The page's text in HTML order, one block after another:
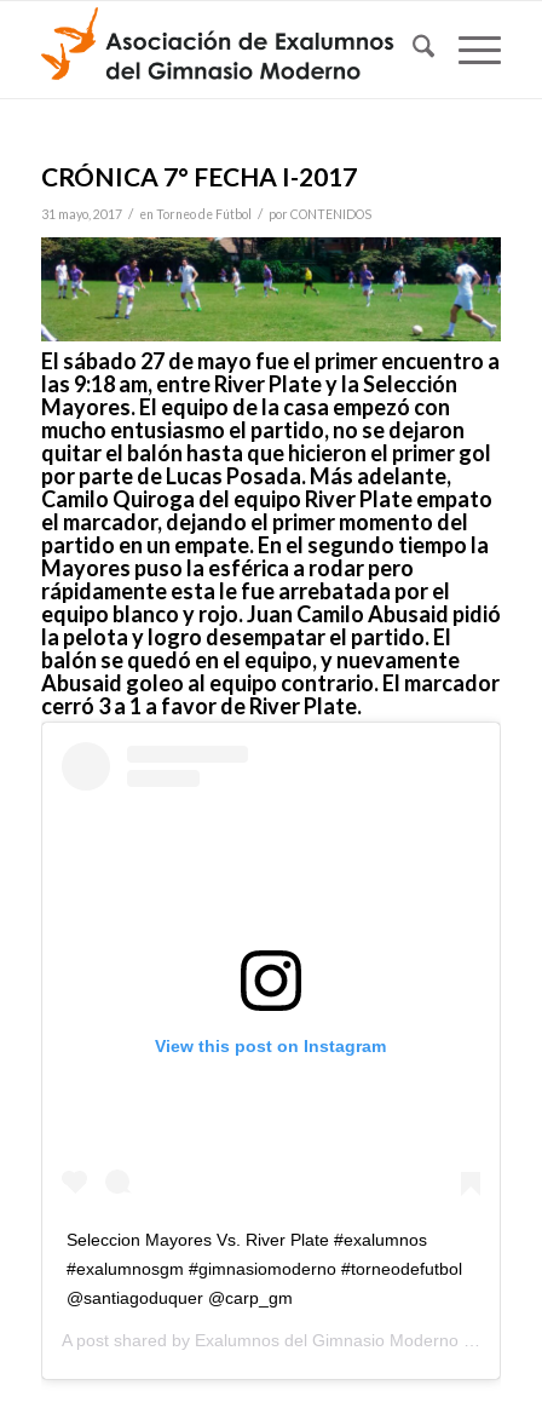
CRÓNICA 7° FECHA I-2017
31 mayo, 2017 / en Torneo de Fútbol / por CONTENIDOS
El sábado 27 de mayo fue el primer encuentro a
las 9:18 am, entre River Plate y la Selección
Mayores. El equipo de la casa empezó con
mucho entusiasmo el partido, no se dejaron
quitar el balón hasta que hicieron el primer gol
por parte de Lucas Posada. Más adelante,
Camilo Quiroga del equipo River Plate empato
el marcador, dejando el primer momento del
partido en un empate. En el segundo tiempo la
Mayores puso la esférica a rodar pero
rápidamente esta le fue arrebatada por el
equipo blanco y rojo. Juan Camilo Abusaid pidió
la pelota y logro desempatar el partido. El
balón se quedó en el equipo, y nuevamente
Abusaid goleo al equipo contrario. El marcador
cerró 3 a 1 a favor de River Plate.
View this post on Instagram
Seleccion Mayores Vs. River Plate #exalumnos
#exalumnosgm #gimnasiomoderno #torneodefutbol
@santiagoduquer @carp_gm
A post shared by Exalumnos del Gimnasio Moderno